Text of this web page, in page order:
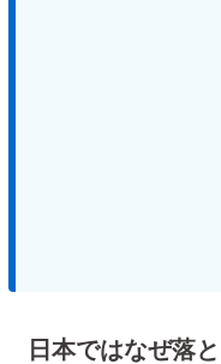
日本ではなぜ落